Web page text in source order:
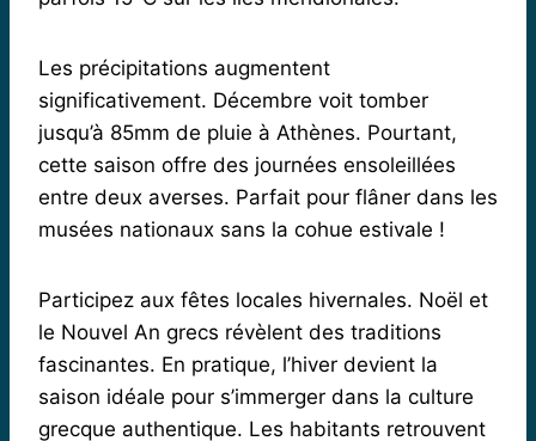
Les précipitations augmentent
significativement. Décembre voit tomber
jusqu’à 85mm de pluie à Athènes. Pourtant,
cette saison offre des journées ensoleillées
entre deux averses. Parfait pour flâner dans les
musées nationaux sans la cohue estivale !
Participez aux fêtes locales hivernales. Noël et
le Nouvel An grecs révèlent des traditions
fascinantes. En pratique, l’hiver devient la
saison idéale pour s’immerger dans la culture
grecque authentique. Les habitants retrouvent